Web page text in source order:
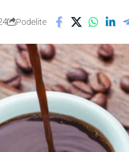
Podelite